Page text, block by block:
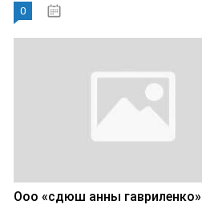
0
Ооо «сдюш анны гавриленко»